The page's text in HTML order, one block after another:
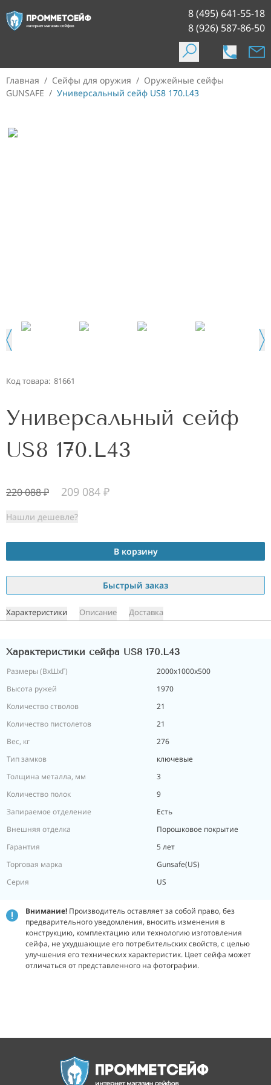
8 (495) 641-55-18
8 (926) 587-86-50
Главная / Сейфы для оружия / Оружейные сейфы
GUNSAFE / Универсальный сейф US8 170.L43
Код товара: 81661
Универсальный сейф
US8 170.L43
220 088₽ 209 084 ₽
Нашли дешевле?
В корзину
Быстрый заказ
Характеристики Описание Доставка
Характеристики сейфа US8 170.L43
Размеры (ВxШxГ)
2000х1000х500
Высота ружей
1970
Количество стволов
21
Количество пистолетов
21
Вес, кг
276
Тип замков
ключевые
Толщина металла, мм
3
Количество полок
9
Запираемое отделение
Есть
Внешняя отделка
Порошковое покрытие
Гарантия
5 лет
Торговая марка
Gunsafe(US)
Серия
US
Внимание! Производитель оставляет за собой право, без
предварительного уведомления, вносить изменения в
конструкцию, комплектацию или технологию изготовления
сейфа, не ухудшающие его потребительских свойств, с целью
улучшения его технических характеристик. Цвет сейфа может
отличаться от представленного на фотографии.